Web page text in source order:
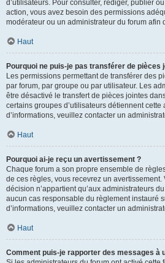
d’utilisateurs. Pour consulter, rédiger, publier
action, vous avez besoin des permissions
modérateur ou un administrateur du forum afin
Haut
Pourquoi ne puis-je pas transférer de pièces
Les permissions permettant de transférer des
par forum, par groupe ou par utilisateur. Les
être désactivé le transfert de pièces jointes
certains groupes d’utilisateurs détiennent cette
d’informations, veuillez contacter un
Haut
Pourquoi ai-je reçu un avertissement ?
Chaque forum a son propre ensemble de
de ces règles, vous recevrez un avertissement.
décision n’appartient qu’aux administrateurs
aucun cas responsable du règlement instauré
d’informations, veuillez contacter un
Haut
Comment puis-je rapporter des messages à